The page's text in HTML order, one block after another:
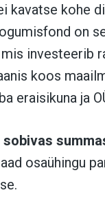
kavatse kohe
on
investeerib
koos
eraisikuna ja
osaühingu